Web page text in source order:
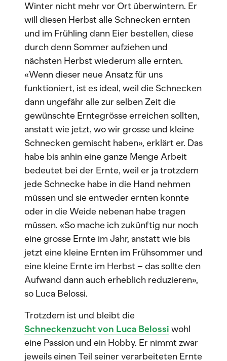
Winter nicht mehr vor Ort überwintern. Er
will diesen Herbst alle Schnecken ernten
und im Frühling dann Eier bestellen, diese
durch denn Sommer aufziehen und
nächsten Herbst wiederum alle ernten.
«Wenn dieser neue Ansatz für uns
funktioniert, ist es ideal, weil die Schnecken
dann ungefähr alle zur selben Zeit die
gewünschte Erntegrösse erreichen sollten,
anstatt wie jetzt, wo wir grosse und kleine
Schnecken gemischt haben», erklärt er. Das
habe bis anhin eine ganze Menge Arbeit
bedeutet bei der Ernte, weil er ja trotzdem
jede Schnecke habe in die Hand nehmen
müssen und sie entweder ernten konnte
oder in die Weide nebenan habe tragen
müssen. «So mache ich zukünftig nur noch
eine grosse Ernte im Jahr, anstatt wie bis
jetzt eine kleine Ernten im Frühsommer und
eine kleine Ernte im Herbst – das sollte den
Aufwand dann auch erheblich reduzieren»,
so Luca Belossi.
Trotzdem ist und bleibt die
Schneckenzucht von Luca Belossi wohl
eine Passion und ein Hobby. Er nimmt zwar
jeweils einen Teil seiner verarbeiteten Ernte